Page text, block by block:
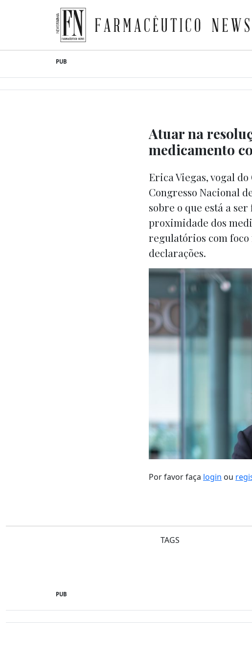
content
Farmacêutico News
PUB
Atuar na
medicamento
Erica Viegas, vogal
Congresso Nacional
sobre o que está a
proximidade dos
regulatórios com foco
declarações.
Por favor faça login ou
TAGS
PUB